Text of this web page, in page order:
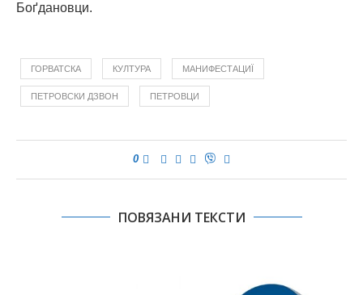
Боґдановци.
ГОРВАТСКА КУЛТУРА МАНИФЕСТАЦИЇ
ПЕТРОВСКИ ДЗВОН ПЕТРОВЦИ
0
ПОВЯЗАНИ ТЕКСТИ